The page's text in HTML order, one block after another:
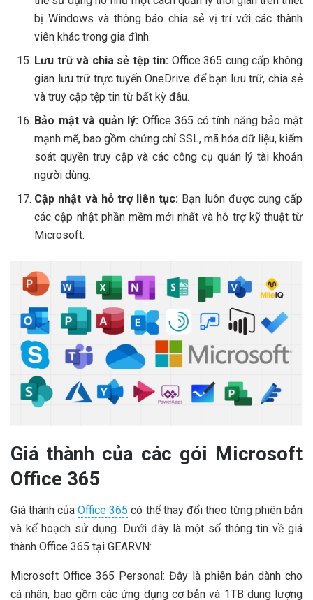
bị Windows và thông báo chia sẻ vị trí với các thành
viên khác trong gia đình.
Lưu trữ và chia sẻ tệp tin: Office 365 cung cấp không
gian lưu trữ trực tuyến OneDrive để bạn lưu trữ, chia sẻ
và truy cập tệp tin từ bất kỳ đâu.
Bảo mật và quản lý: Office 365 có tính năng bảo mật
mạnh mẽ, bao gồm chứng chỉ SSL, mã hóa dữ liệu, kiểm
soát quyền truy cập và các công cụ quản lý tài khoản
người dùng.
Cập nhật và hỗ trợ liên tục: Bạn luôn được cung cấp
các cập nhật phần mềm mới nhất và hỗ trợ kỹ thuật từ
Microsoft.
Giá thành của các gói Microsoft
Office 365
Giá thành củaOffice 365 có thể thay đổi theo từng phiên bản
và kế hoạch sử dụng. Dưới đây là một số thông tin về giá
thành Office 365 tại GEARVN:
Microsoft Office 365 Personal: Đây là phiên bản dành cho
cá nhân, bao gồm các ứng dụng cơ bản và 1TB dung lượng